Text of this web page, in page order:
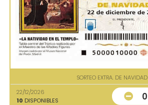
SORTEO EXTRA. DE NAVIDAD
22/12/2026
10 DISPONIBLES 0